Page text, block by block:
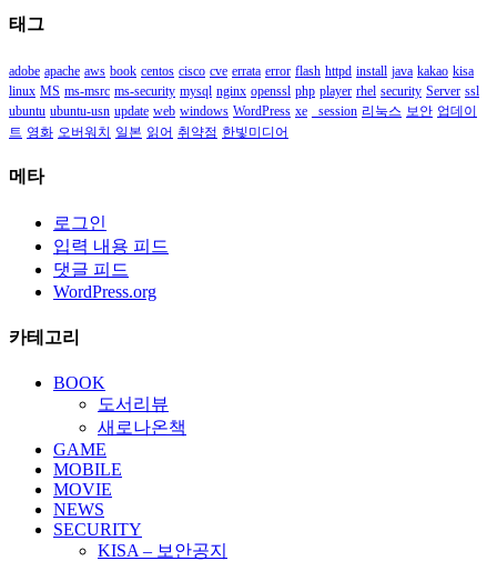
함
태그
adobe apache aws book centos cisco cve errata error flash httpd install java kakao kisa
linux MS ms-msrc ms-security mysql nginx openssl php player rhel security Server ssl
ubuntu ubuntu-usn update web windows WordPress xe _session 리눅스 보안 업데이
트 영화 오버워치 일본 읽어 취약점 한빛미디어
메타
로그인
입력 내용 피드
댓글 피드
WordPress.org
카테고리
BOOK
도서리뷰
새로나온책
GAME
MOBILE
MOVIE
NEWS
SECURITY
KISA – 보안공지